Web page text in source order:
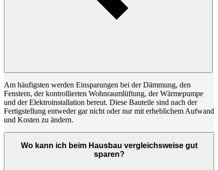
Am häufigsten werden Einsparungen bei der Dämmung, den
Fenstern, der kontrollierten Wohnraumlüftung, der Wärmepumpe
und der Elektroinstallation bereut. Diese Bauteile sind nach der
Fertigstellung entweder gar nicht oder nur mit erheblichem Aufwand
und Kosten zu ändern.
Wo kann ich beim Hausbau vergleichsweise gut
sparen?